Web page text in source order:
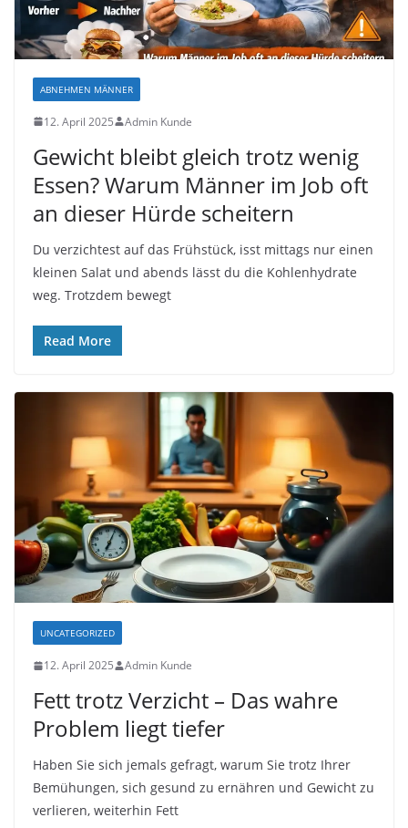
ABNEHMEN MÄNNER
12. April 2025 Admin Kunde
Gewicht bleibt gleich trotz wenig
Essen? Warum Männer im Job oft
an dieser Hürde scheitern
Du verzichtest auf das Frühstück, isst mittags nur einen
kleinen Salat und abends lässt du die Kohlenhydrate
weg. Trotzdem bewegt
Read More
UNCATEGORIZED
12. April 2025 Admin Kunde
Fett trotz Verzicht – Das wahre
Problem liegt tiefer
Haben Sie sich jemals gefragt, warum Sie trotz Ihrer
Bemühungen, sich gesund zu ernähren und Gewicht zu
verlieren, weiterhin Fett